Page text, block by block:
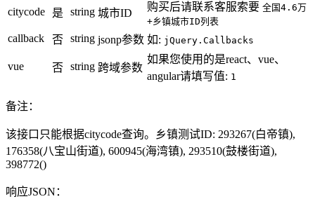
citycode 是 string 城市ID
购买后请联系客服索要 全国4.6万
+乡镇城市ID列表
callback 否 string jsonp参数 如: jQuery.Callbacks
vue 否 string 跨域参数
如果您使用的是react、vue、
angular请填写值: 1
备注：
该接口只能根据citycode查询。乡镇测试ID: 293267(白帝镇),
176358(八宝山街道), 600945(海湾镇), 293510(鼓楼街道),
398772()
响应JSON：